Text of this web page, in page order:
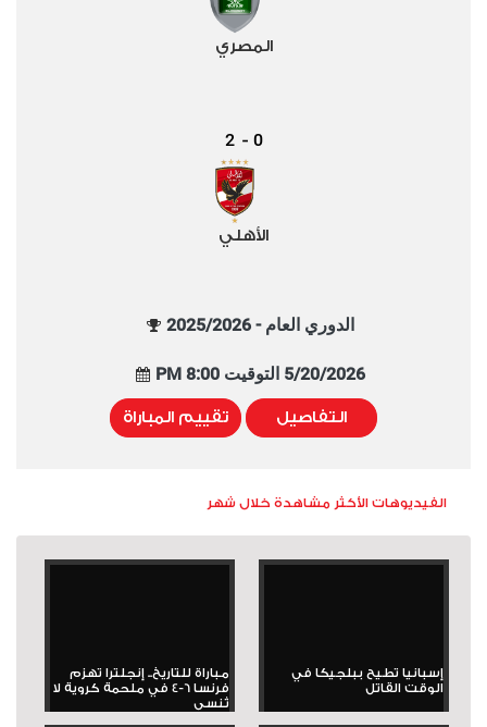
المصري
0
-
2
الأهلي
الدوري العام - 2025/2026
5/20/2026 التوقيت 8:00 PM
التفاصيل تقييم المباراة
الفيديوهات الأكثر مشاهدة خلال شهر
إسبانيا تطيح ببلجيكا في
الوقت القاتل
مباراة للتاريخ.. إنجلترا تهزم
فرنسا 6-4 في ملحمة كروية لا
تُنسى